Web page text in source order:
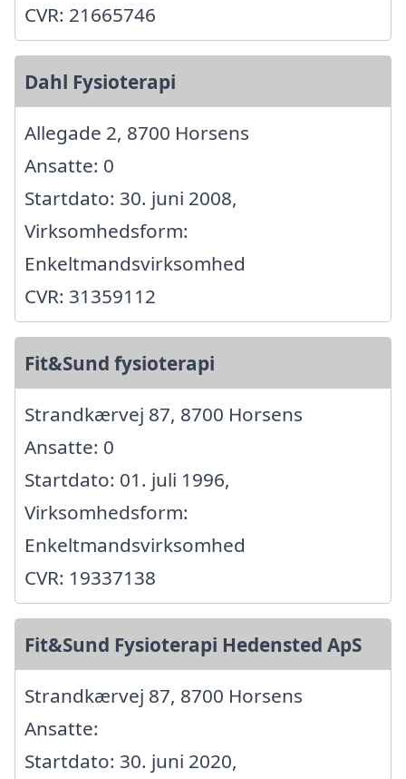
CVR: 21665746
Dahl Fysioterapi
Allegade 2, 8700 Horsens
Ansatte: 0
Startdato: 30. juni 2008,
Virksomhedsform:
Enkeltmandsvirksomhed
CVR: 31359112
Fit&Sund fysioterapi
Strandkærvej 87, 8700 Horsens
Ansatte: 0
Startdato: 01. juli 1996,
Virksomhedsform:
Enkeltmandsvirksomhed
CVR: 19337138
Fit&Sund Fysioterapi Hedensted ApS
Strandkærvej 87, 8700 Horsens
Ansatte:
Startdato: 30. juni 2020,